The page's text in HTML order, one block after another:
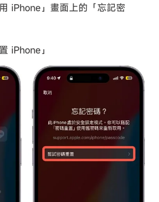
iPhone」畫面上的「忘記密
iPhone」